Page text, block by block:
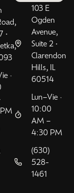
•
·
103 E
Ogden
Avenue,
Suite 2 •
Clarendon
Hills, IL
60514
Lun–Vie ·
10:00
AM –
4:30 PM
(630)
528-
1461